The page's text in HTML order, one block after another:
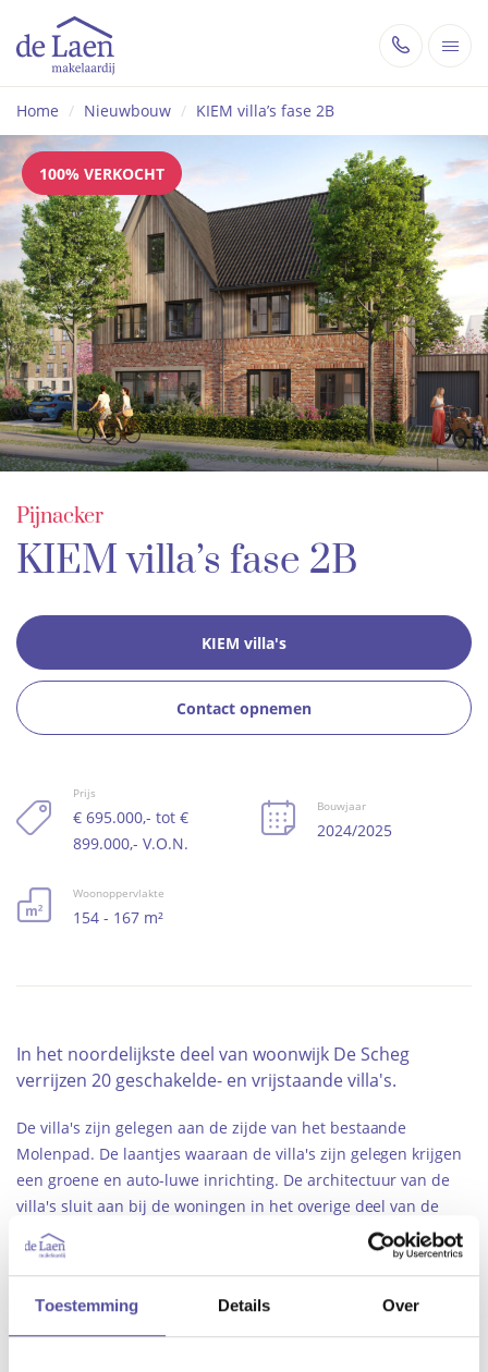
Toestemming Details Over
Home / Nieuwbouw / KIEM villa’s fase 2B
100% VERKOCHT
Pijnacker
KIEM villa’s fase 2B
KIEM villa's
Contact opnemen
Prijs
€ 695.000,- tot €
899.000,- V.O.N.
Bouwjaar
2024/2025
Woonoppervlakte
154 - 167 m²
In het noordelijkste deel van woonwijk De Scheg
verrijzen 20 geschakelde- en vrijstaande villa's.
De villa's zijn gelegen aan de zijde van het bestaande
Molenpad. De laantjes waaraan de villa's zijn gelegen krijgen
een groene en auto-luwe inrichting. De architectuur van de
villa's sluit aan bij de woningen in het overige deel van de
nieuwe wijk en kenmerkt zich door toepassing van natuurlijke
materialen. De villa's hebben een modern-boerse
boerse elementen in de woningen toegepast worden. Denk bij
moderne elementen bijvoorbeeld aan grote stalen kozijnen,